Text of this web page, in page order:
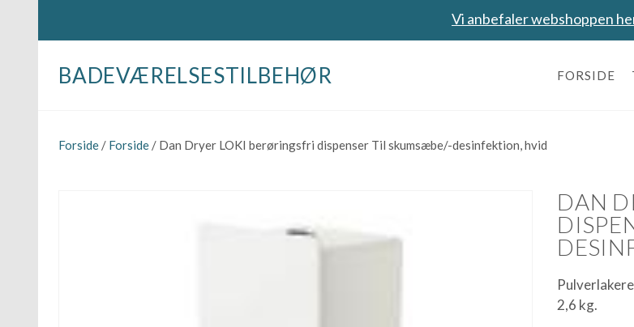
Vi anbefaler webshoppen
BADEVÆRELSESTILBEHØR FORSIDE
Forside / Forside / Dan Dryer LOKI berøringsfri dispenser Til skumsæbe/-desinfektion, hvid
DAN
2,6 kg.